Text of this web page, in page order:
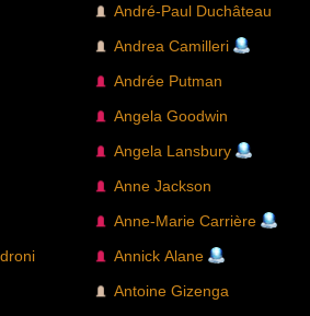
André-Paul Duchâteau
Andrea Camilleri
Andrée Putman
Angela Goodwin
Angela Lansbury
Anne Jackson
Anne-Marie Carrière
Annick Alane
Antoine Gizenga